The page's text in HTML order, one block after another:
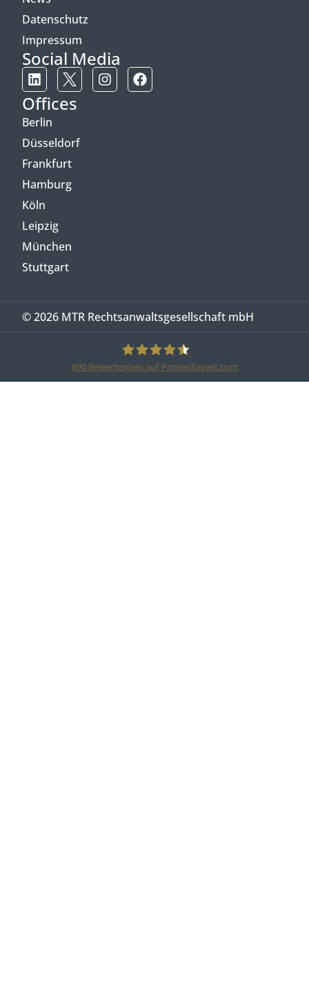
Datenschutz
Impressum
Social Media
Offices
Berlin
Düsseldorf
Frankfurt
Hamburg
Köln
Leipzig
München
Stuttgart
© 2026 MTR Rechtsanwaltsgesellschaft mbH
890Bewertungen auf ProvenExpert.com